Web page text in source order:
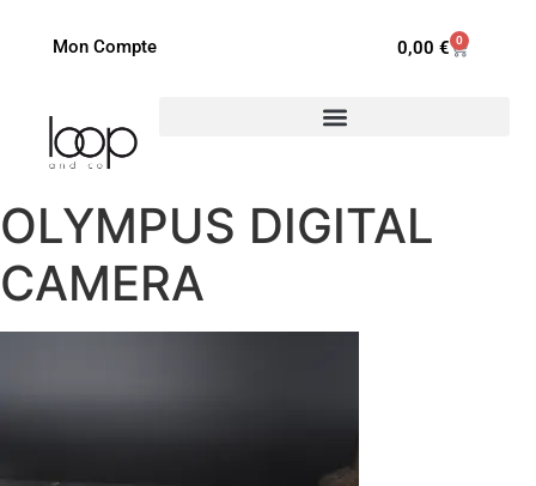
Mon Compte 0,00 € 0
OLYMPUS DIGITAL
CAMERA